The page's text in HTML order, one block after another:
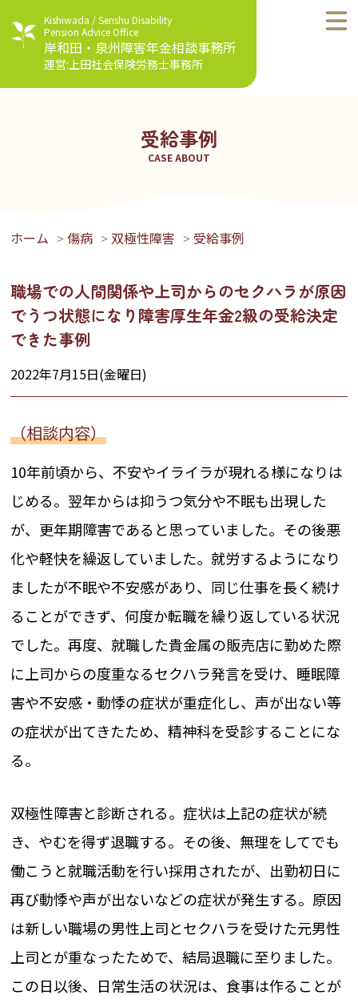
Kishiwada / Senshu Disability
Pension Advice Office
岸和田・泉州障害年金相談事務所
運営:上田社会保険労務士事務所
受給事例
CASE ABOUT
ホーム >傷病 > 双極性障害 > 受給事例
職場での人間関係や上司からのセクハラが原因
でうつ状態になり障害厚生年金2級の受給決定
できた事例
2022年7月15日(金曜日)
（相談内容）
10年前頃から、不安やイライラが現れる様になりは
じめる。翌年からは抑うつ気分や不眠も出現した
が、更年期障害であると思っていました。その後悪
化や軽快を繰返していました。就労するようになり
ましたが不眠や不安感があり、同じ仕事を長く続け
ることができず、何度か転職を繰り返している状況
でした。再度、就職した貴金属の販売店に勤めた際
に上司からの度重なるセクハラ発言を受け、睡眠障
害や不安感・動悸の症状が重症化し、声が出ない等
の症状が出てきたため、精神科を受診することにな
る。
双極性障害と診断される。症状は上記の症状が続
き、やむを得ず退職する。その後、無理をしてでも
働こうと就職活動を行い採用されたが、出勤初日に
再び動悸や声が出ないなどの症状が発生する。原因
は新しい職場の男性上司とセクハラを受けた元男性
上司とが重なったためで、結局退職に至りました。
この日以後、日常生活の状況は、食事は作ることが